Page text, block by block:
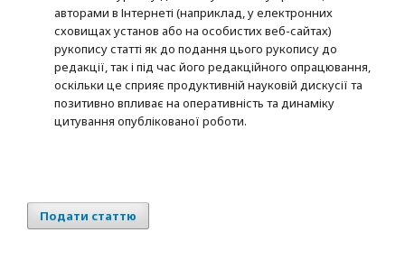
авторами в Інтернеті (наприклад, у електронних
сховищах установ або на особистих веб-сайтах)
рукопису статті як до подання цього рукопису до
редакції, так і під час його редакційного опрацювання,
оскільки це сприяє продуктивній науковій дискусії та
позитивно впливає на оперативність та динаміку
цитування опублікованої роботи.
Подати статтю